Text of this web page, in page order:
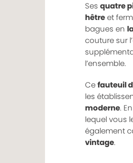
Ses quatre
hêtreet
bagues en
couture sur
l’ensemble.
Cefauteuil
les
moderne.
lequel vous
également
vintage.